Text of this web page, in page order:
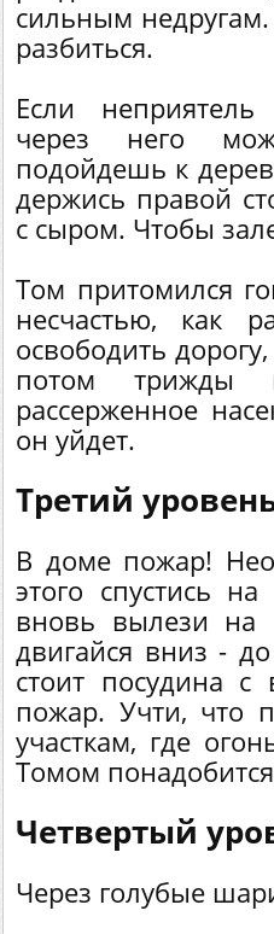
сильным
разбиться.
Если неприятель
через него
подойдешь к
держись правой
с сыром. Чтобы
Том притомился
несчастью, как
освободить
потом
рассерженное
он уйдет.
Третий
В доме пожар!
этого спустись
вновь вылези на
двигайся вниз -
стоит посудина
пожар. Учти, что
участкам, где
Томом
Четвертый
Через голубые